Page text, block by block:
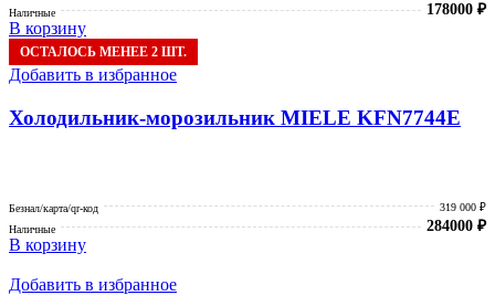
Наличные
178000 ₽
В корзину
ОСТАЛОСЬ МЕНЕЕ 2 ШТ.
Добавить в избранное
Холодильник-морозильник MIELE KFN7744E
Безнал/карта/qr-код
319 000 ₽
Наличные
284000 ₽
В корзину
Добавить в избранное